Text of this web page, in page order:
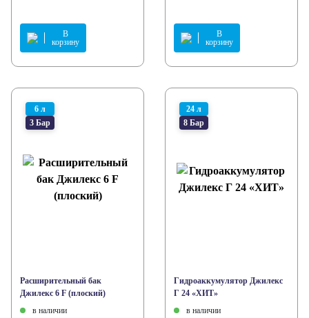
В
корзину
В
корзину
6 л
3 Бар
Расширительный бак
Джилекс 6 F (плоский)
в наличии
24 л
8 Бар
Гидроаккумулятор Джилекс
Г 24 «ХИТ»
в наличии